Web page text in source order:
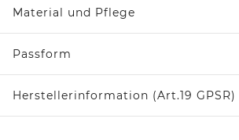
Material und Pflege
Passform
Herstellerinformation (Art.19 GPSR)